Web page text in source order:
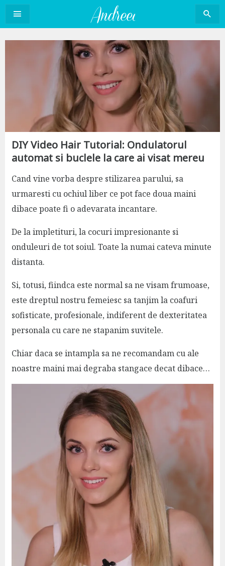
Sari
conținut
DIY Video Hair Tutorial: Ondulatorul
automat si buclele la care ai visat mereu
Cand vine vorba despre stilizarea parului, sa
urmaresti cu ochiul liber ce pot face doua maini
dibace poate fi o adevarata incantare.
De la impletituri, la cocuri impresionante si
onduleuri de tot soiul. Toate la numai cateva minute
distanta.
Si, totusi, fiindca este normal sa ne visam frumoase,
este dreptul nostru femeiesc sa tanjim la coafuri
sofisticate, profesionale, indiferent de dexteritatea
personala cu care ne stapanim suvitele.
Chiar daca se intampla sa ne recomandam cu ale
noastre maini mai degraba stangace decat dibace…